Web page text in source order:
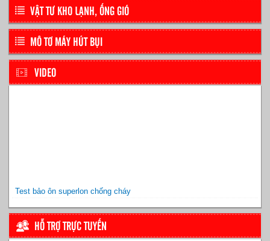
VẬT TƯ KHO LẠNH, ỐNG GIÓ
MÔ TƠ MÁY HÚT BỤI
VIDEO
Test bảo ôn superlon chống cháy
HỖ TRỢ TRỰC TUYẾN